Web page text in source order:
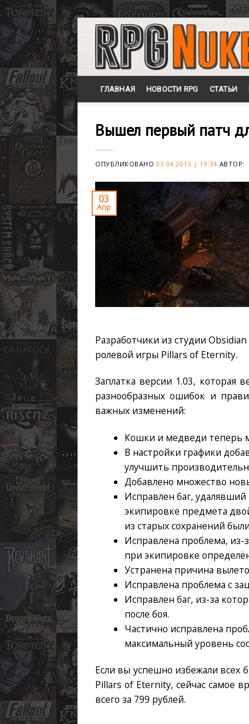
Skip
content
ГЛАВНАЯ НОВОСТИ RPG СТАТЬИ
Вышел первый патч
ОПУБЛИКОВАНО03.04.2015 | 19:34 АВТОР:
03
Апр
Разработчики из студии
ролевой игры Pillars of Eternity.
Заплатка версии 1.03, которая
разнообразных ошибок и
важных изменений:
Кошки и медведи теперь
В настройки графики
улучшить
Добавлено множество
Исправлен баг,
экипировке предмета
из старых сохранений
Исправлена проблема, из-
при экипировке
Устранена причина
Исправлена проблема с
Исправлен баг, из-за
после боя.
Частично исправлена
максимальный уровень
Если вы успешно избежали всех
Pillars of Eternity, сейчас самое
всего за 799 рублей.